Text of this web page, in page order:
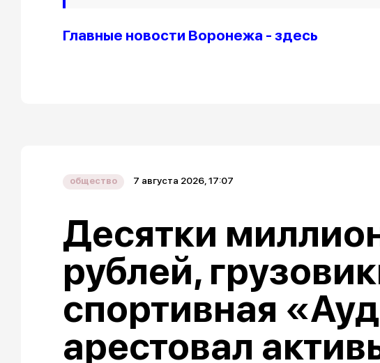
Главные новости Воронежа - здесь
общество 7 августа 2026, 17:07
Десятки
рублей,
спортивная
арестовал